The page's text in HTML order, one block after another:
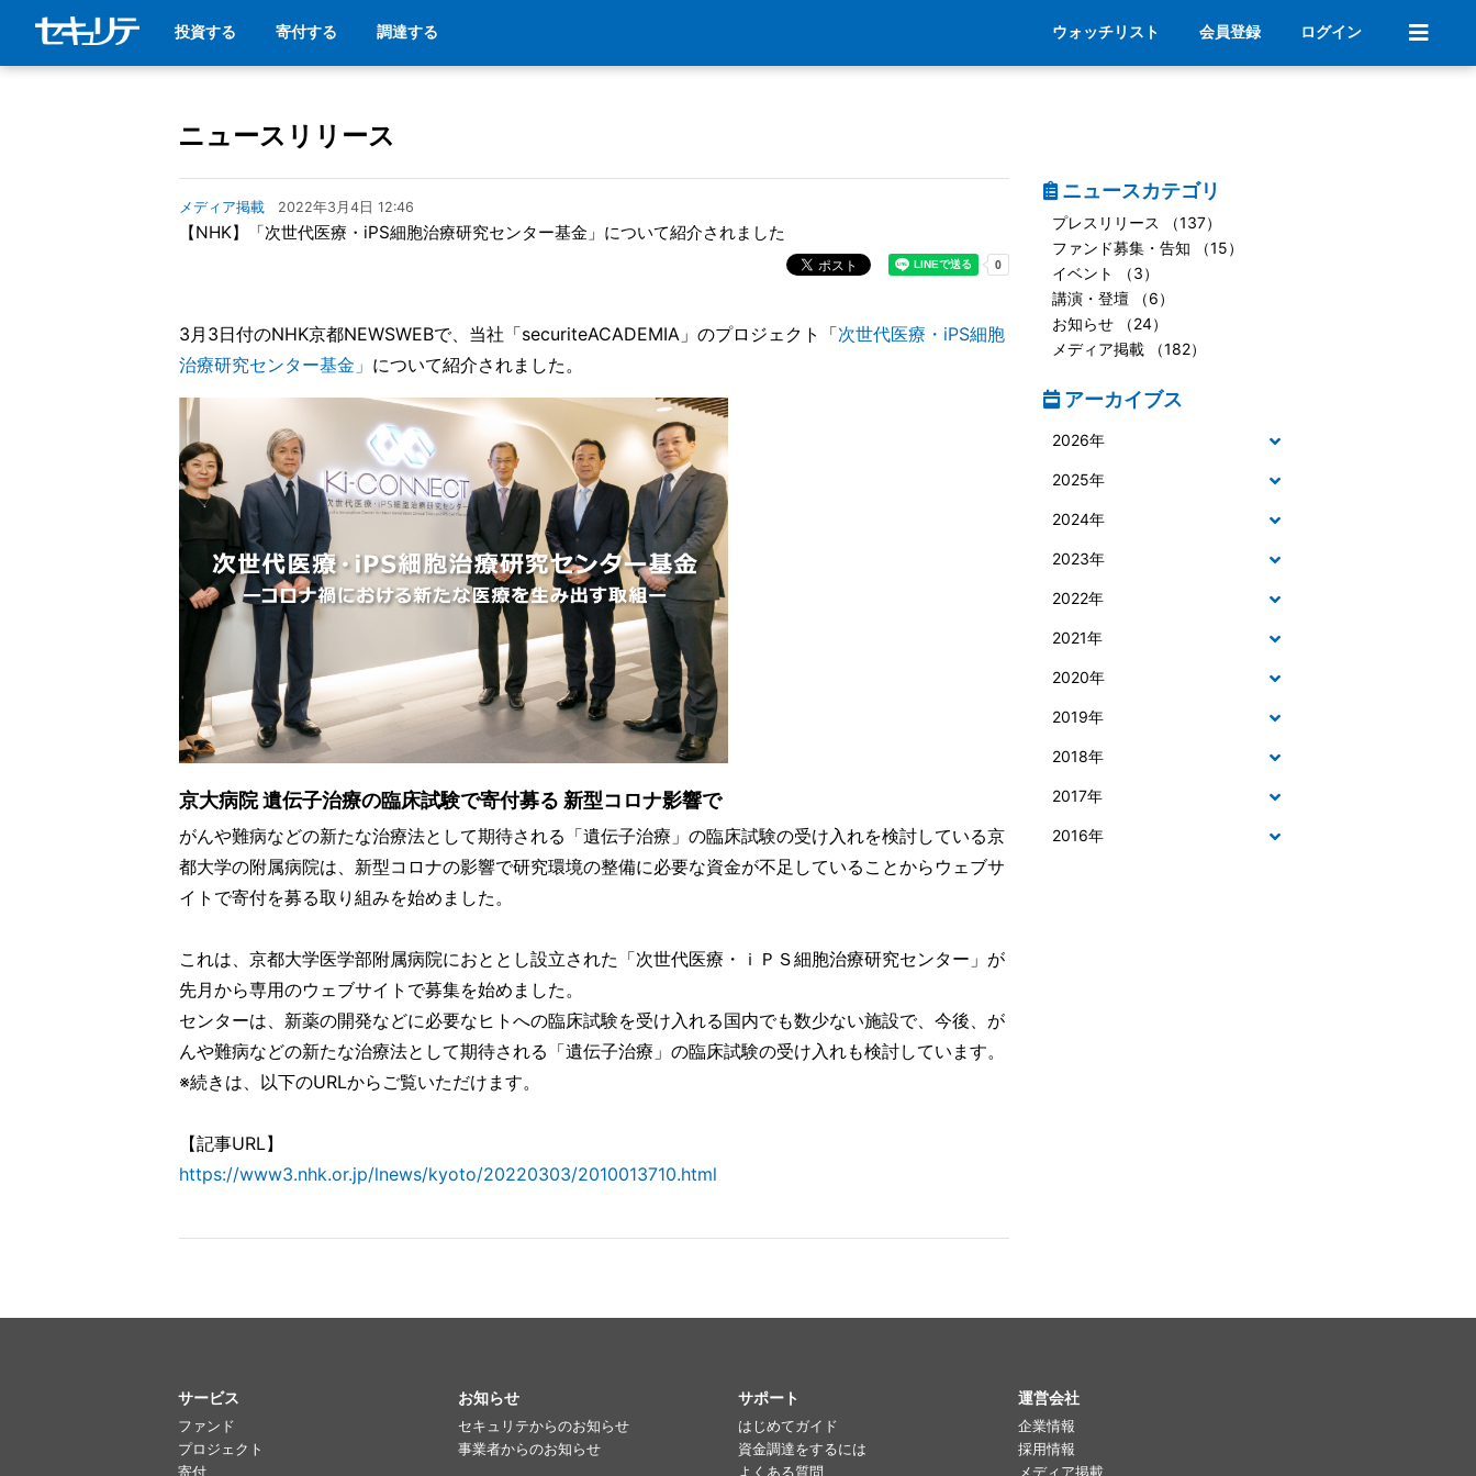
投資する 寄付する 調達する ウォッチリスト 会員登録 ログイン
ニュースリリース
メディア掲載 2022年3月4日 12:46
【NHK】「次世代医療・iPS細胞治療研究センター基金」について紹介されました
3月3日付のNHK京都NEWSWEBで、当社「securiteACADEMIA」のプロジェクト「次世代医療・iPS細胞
治療研究センター基金 」 について紹介されました。
京大病院 遺伝子治療の臨床試験で寄付募る 新型コロナ影響で
がんや難病などの新たな治療法として期待される「遺伝子治療」の臨床試験の受け入れを検討している京
都大学の附属病院は、新型コロナの影響で研究環境の整備に必要な資金が不足していることからウェブサ
イトで寄付を募る取り組みを始めました。
これは、京都大学医学部附属病院におととし設立された「次世代医療・ｉＰＳ細胞治療研究センター」が
先月から専用のウェブサイトで募集を始めました。
センターは、新薬の開発などに必要なヒトへの臨床試験を受け入れる国内でも数少ない施設で、今後、が
んや難病などの新たな治療法として期待される「遺伝子治療」の臨床試験の受け入れも検討しています。
※続きは、以下のURLからご覧いただけます。
【記事URL】
https://www3.nhk.or.jp/lnews/kyoto/20220303/2010013710.html
ニュースカテゴリ
プレスリリース （137）
ファンド募集・告知 （15）
イベント （3）
講演・登壇 （6）
お知らせ （24）
メディア掲載 （182）
アーカイブス
2026年
2025年
2024年
2023年
2022年
2021年
2020年
2019年
2018年
2017年
2016年
サービス
ファンド
プロジェクト
寄付
お知らせ
セキュリテからのお知らせ
事業者からのお知らせ
サポート
はじめてガイド
資金調達をするには
よくある質問
運営会社
企業情報
採用情報
メディア掲載